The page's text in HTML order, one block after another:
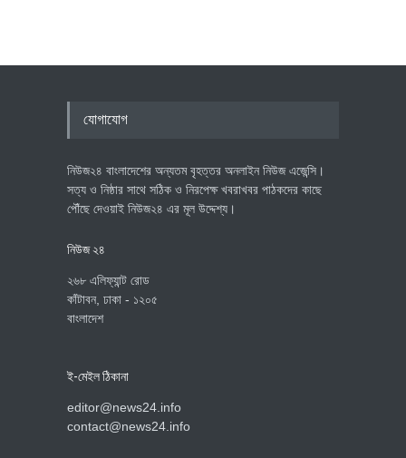
যোগাযোগ
নিউজ২৪ বাংলাদেশের অন্যতম বৃহত্তর অনলাইন নিউজ এজেন্সি।
সত্য ও নিষ্ঠার সাথে সঠিক ও নিরপেক্ষ খবরাখবর পাঠকদের কাছে
পৌঁছে দেওয়াই নিউজ২৪ এর মূল উদ্দেশ্য।
নিউজ ২৪
২৬৮ এলিফ্যান্ট রোড
কাঁটাবন, ঢাকা - ১২০৫
বাংলাদেশ
ই-মেইল ঠিকানা
editor@news24.info
contact@news24.info